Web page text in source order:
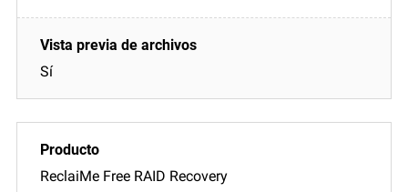
Sí
ReclaiMe Free RAID Recovery